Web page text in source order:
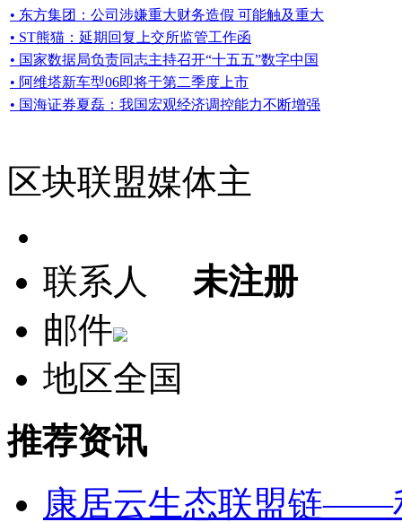
• 东方集团：公司涉嫌重大财务造假 可能触及重大
• ST熊猫：延期回复上交所监管工作函
• 国家数据局负责同志主持召开“十五五”数字中国
• 阿维塔新车型06即将于第二季度上市
• 国海证券夏磊：我国宏观经济调控能力不断增强
区块联盟媒体主
联系人
未注册
邮件
地区全国
推荐资讯
康居云生态联盟链——